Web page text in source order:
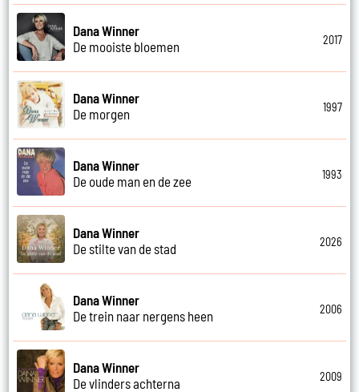
Dana Winner
De mooiste bloemen
2017
Dana Winner
De morgen
1997
Dana Winner
De oude man en de zee
1993
Dana Winner
De stilte van de stad
2026
Dana Winner
De trein naar nergens heen
2006
Dana Winner
De vlinders achterna
2009